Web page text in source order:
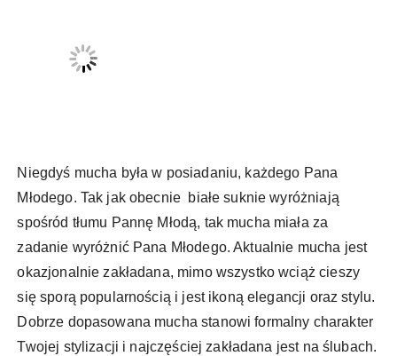
Niegdyś mucha była w posiadaniu, każdego Pana
Młodego. Tak jak obecnie białe suknie wyróżniają
spośród tłumu Pannę Młodą, tak mucha miała za
zadanie wyróżnić Pana Młodego. Aktualnie mucha jest
okazjonalnie zakładana, mimo wszystko wciąż cieszy
się sporą popularnością i jest ikoną elegancji oraz stylu.
Dobrze dopasowana mucha stanowi formalny charakter
Twojej stylizacji i najczęściej zakładana jest na ślubach.